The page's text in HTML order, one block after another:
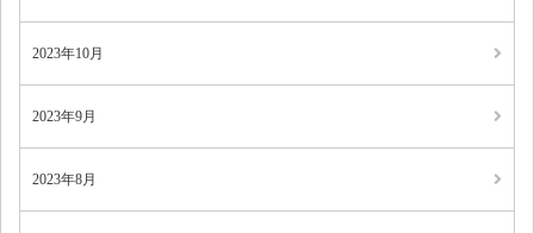
2023年10月
2023年9月
2023年8月